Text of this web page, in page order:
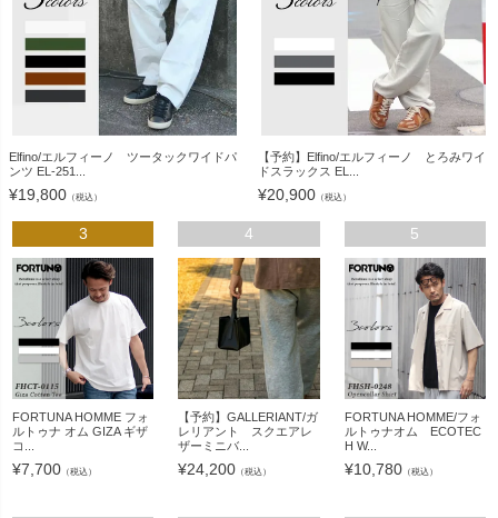
Elfino/エルフィーノ ツータックワイドパ
ンツ EL-251...
¥19,800 （税込）
【予約】Elfino/エルフィーノ とろみワイ
ドスラックス EL...
¥20,900 （税込）
3
FORTUNA HOMME フォ
ルトゥナ オム GIZA ギザ
コ...
¥7,700 （税込）
4
【予約】GALLERIANT/ガ
レリアント スクエアレ
ザーミニバ...
¥24,200 （税込）
5
FORTUNA HOMME/フォ
ルトゥナオム ECOTEC
H W...
¥10,780（税込）